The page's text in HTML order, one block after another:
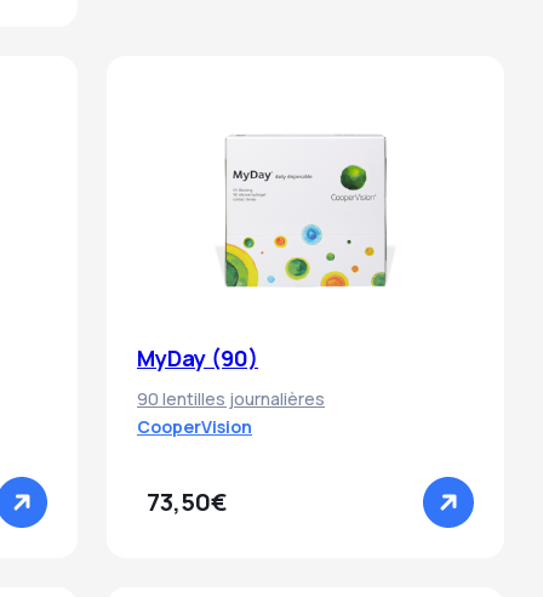
MyDay (90)
90 lentilles journalières
CooperVision
73,50€